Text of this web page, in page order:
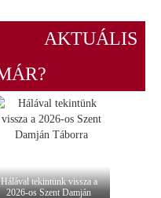
AKTUÁLIS
Hálával tekintünk vissza a
2026-os Szent Damján